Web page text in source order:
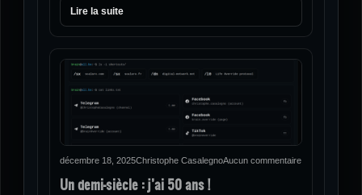
Lire la suite
décembre 18, 2025Christophe CasalegnoAucun commentaire
Un demi-siècle : j’ai 50 ans !